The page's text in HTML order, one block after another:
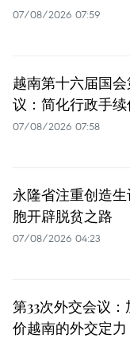
07/08/2026 07:59
越南第十六届国
议：简化行政手
07/08/2026 07:58
永隆省注重创造
胞开辟脱贫之路
07/08/2026 04:23
第33次外交会议
价越南的外交定力